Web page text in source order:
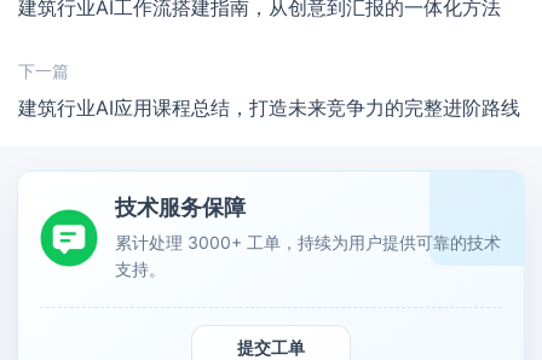
建筑行业AI工作流搭建指南，从创意到汇报的一体化方法
下一篇
建筑行业AI应用课程总结，打造未来竞争力的完整进阶路线
技术服务保障
累计处理 3000+ 工单，持续为用户提供可靠的技术
支持。
提交工单